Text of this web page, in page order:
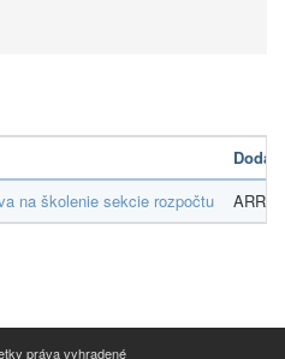
na školenie sekcie rozpočtu
práva vyhradené